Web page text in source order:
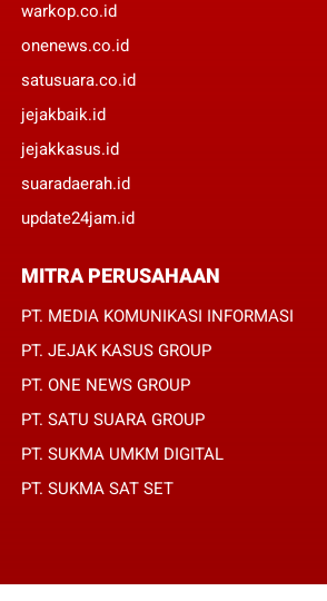
warkop.co.id
onenews.co.id
satusuara.co.id
jejakbaik.id
jejakkasus.id
suaradaerah.id
update24jam.id
MITRA PERUSAHAAN
PT. MEDIA KOMUNIKASI INFORMASI
PT. JEJAK KASUS GROUP
PT. ONE NEWS GROUP
PT. SATU SUARA GROUP
PT. SUKMA UMKM DIGITAL
PT. SUKMA SAT SET